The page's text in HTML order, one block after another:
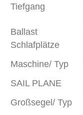
Tiefgang
Ballast
Schlafplätze
Maschine/ Typ
SAIL PLANE
Großsegel/ Typ